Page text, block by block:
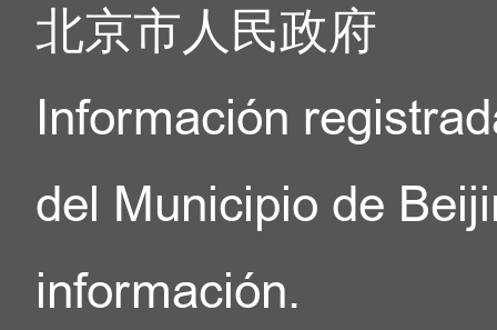
北京市人民政府
Información
del Municipio de
información.